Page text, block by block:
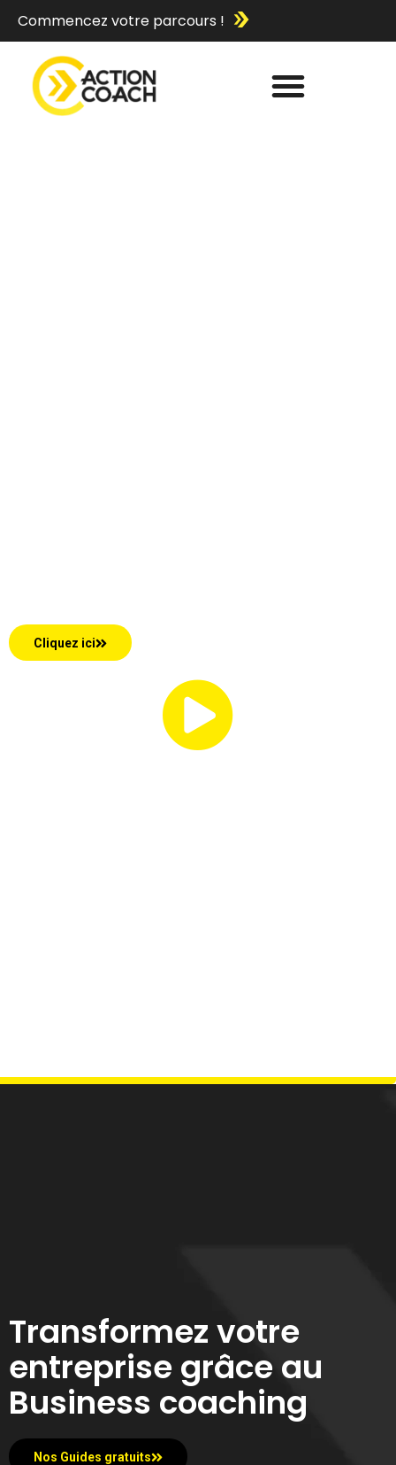
Commencez votre parcours !
Cliquez ici
Transformez votre
entreprise grâce au
Business coaching
Nos Guides gratuits